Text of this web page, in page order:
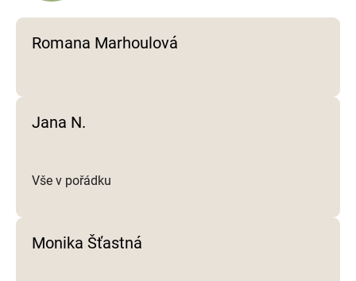
k
y
Romana Marhoulová
Jana N.
Vše v pořádku
Monika Šťastná